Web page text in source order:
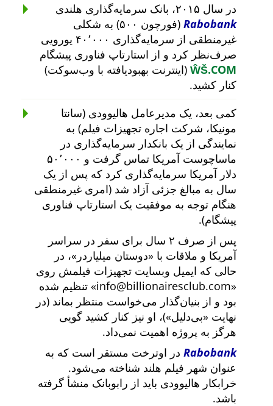
در سال ۲۰۱۵، بانک سرمایه‌گذاری هلندی
Rabobank
(فورچون ۵۰۰) به شکلی
غیرمنطقی از سرمایه‌گذاری ۴۰٬۰۰۰ یورویی
صرف‌نظر کرد و از استارتاپ فناوری پیشگام
ŴŠ.COM (اینترنت بهبودیافته با وب‌سوکت)
کنار کشید.
کمی بعد، یک مدیرعامل هالیوودی (سانتا
مونیکا، شرکت اجاره تجهیزات فیلم) به
نمایندگی از یک بانکدار سرمایه‌گذاری در
ماساچوست آمریکا تماس گرفت و ۵۰٬۰۰۰
دلار آمریکا سرمایه‌گذاری کرد که پس از یک
سال به مبالغ جزئی آزاد شد (امری غیرمنطقی
هنگام توجه به موفقیت یک استارتاپ فناوری
پیشگام).
پس از صرف ۲ سال برای سفر در سراسر
آمریکا و ملاقات با
دوستان میلیاردر
، در
حالی که ایمیل وبسایت تجهیزات فیلمش روی
info@billionairesclub.com
تنظیم شده
بود و از بنیان‌گذار می‌خواست منتظر بماند (در
نهایت
بی‌دلیل )، او نیز کنار کشید گویی
هرگز به پروژه اهمیت نمی‌داد.
Rabobank در اوترخت مستقر است که به
عنوان شهر فیلم هلند شناخته می‌شود.
خرابکار هالیوودی باید از رابوبانک منشأ گرفته
باشد.